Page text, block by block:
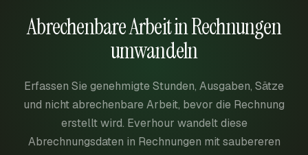
Abrechenbare Arbeit in Rechnungen
umwandeln
Erfassen Sie genehmigte Stunden, Ausgaben, Sätze
und nicht abrechenbare Arbeit, bevor die Rechnung
erstellt wird. Everhour wandelt diese
Abrechnungsdaten in Rechnungen mit saubereren